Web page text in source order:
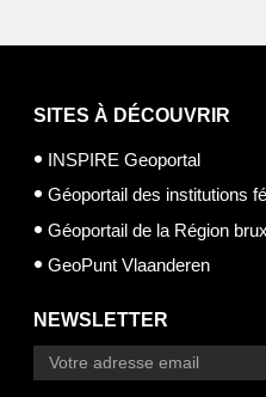
SITES À DÉCOUVRIR
INSPIRE Geoportal
Géoportail des institutions
Géoportail de la Région
GeoPunt Vlaanderen
NEWSLETTER